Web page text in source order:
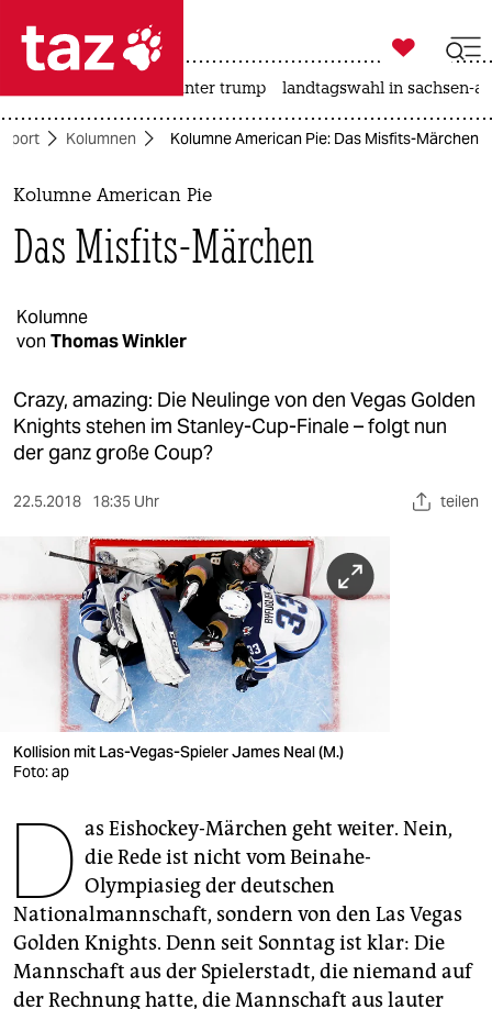
 taz zahl ich
taz zahl ich
themen
politik
gesellschaft
kultur
sport
berlin
nord
wahrheit
verlag
veranstaltungen
shop
unterstützen
abo
genossenschaft
epaper login

taz zahl ich
usa unter trump landtagswahl in sachsen-
Sport Kolumnen Kolumne American Pie: Das Misfits-Märchen
Kolumne American Pie
Das Misfits-Märchen
Kolumne
von Thomas Winkler
Crazy, amazing: Die Neulinge von den Vegas Golden
Knights stehen im Stanley-Cup-Finale – folgt nun
der ganz große Coup?
22.5.2018 18:35 Uhr teilen
Kollision mit Las-Vegas-Spieler James Neal (M.)
Foto: ap
D as Eishockey-Märchen geht weiter. Nein,
die Rede ist nicht vom Beinahe-
Olympiasieg der deutschen
Nationalmannschaft, sondern von den Las Vegas
Golden Knights. Denn seit Sonntag ist klar: Die
Mannschaft aus der Spielerstadt, die niemand auf
der Rechnung hatte, die Mannschaft aus lauter